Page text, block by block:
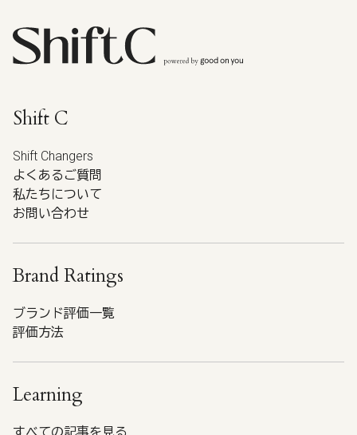
Shift C
Shift Changers
よくあるご質問
私たちについて
お問い合わせ
Brand Ratings
ブランド評価一覧
評価方法
Learning